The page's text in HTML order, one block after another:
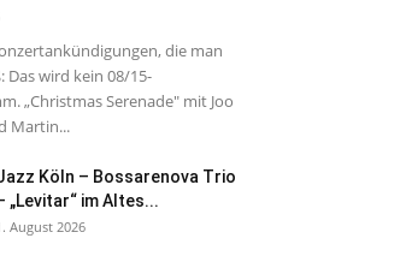
die man
wird kein 08/15-
„Christmas Serenade" mit Joo
Martin...
Köln – Bossarenova Trio
„Levitar“ im Altes...
August 2026